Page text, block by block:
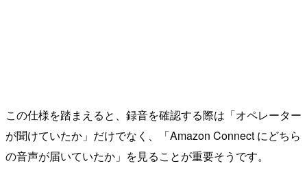
この仕様を踏まえると、録音を確認する際は「オペレーター
が聞けていたか」だけでなく、「Amazon Connect にどちら
の音声が届いていたか」を見ることが重要そうです。